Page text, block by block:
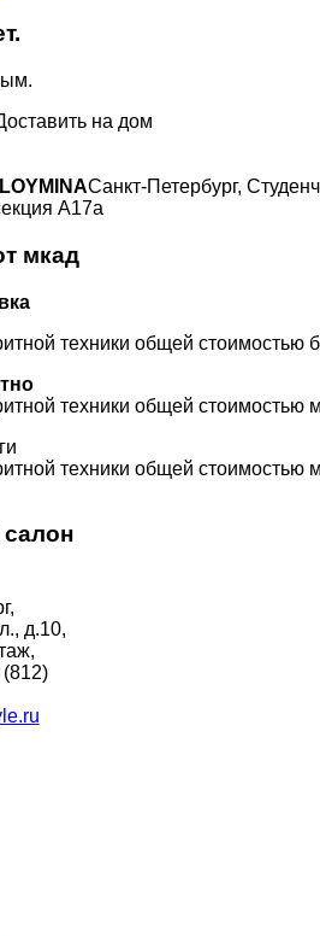
на дом
Санкт-Петербург,
А17а
мкад
техники общей стоимостью
техники общей стоимостью
техники общей стоимостью
д.10,
(812)